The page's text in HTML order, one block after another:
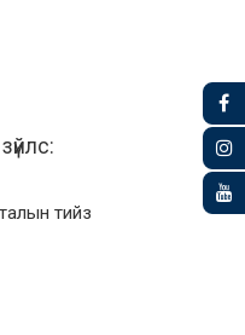
тийз